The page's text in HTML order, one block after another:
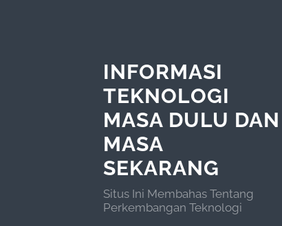
INFORMASI
TEKNOLOGI
MASA DULU DAN
MASA
SEKARANG
Situs Ini Membahas Tentang
Perkembangan Teknologi